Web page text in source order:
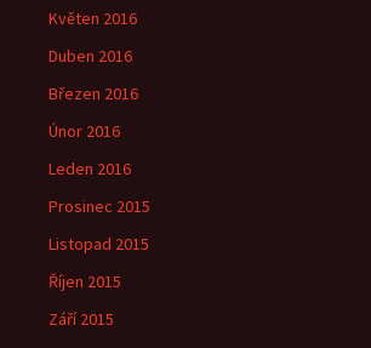
Květen 2016
Duben 2016
Březen 2016
Únor 2016
Leden 2016
Prosinec 2015
Listopad 2015
Říjen 2015
Září 2015